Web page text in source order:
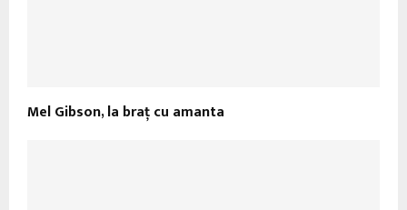
Mel Gibson, la braţ cu amanta